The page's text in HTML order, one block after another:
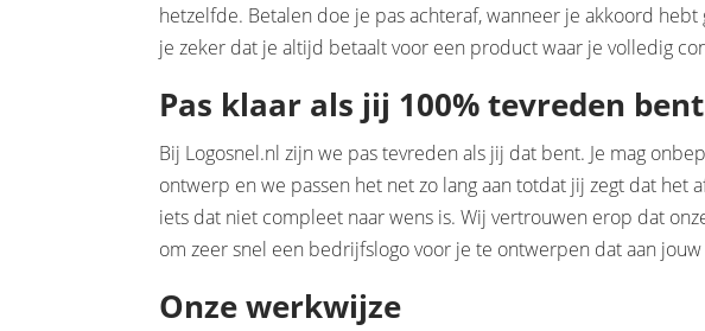
hetzelfde. Betalen doe je pas achteraf, wanneer je akkoord
je zeker dat je altijd betaalt voor een product waar je volledig
Pas klaar als jij 100% tevreden bent
Bij Logosnel.nl zijn we pas tevreden als jij dat bent. Je mag
ontwerp en we passen het net zo lang aan totdat jij zegt dat het
iets dat niet compleet naar wens is. Wij vertrouwen erop dat
om zeer snel een bedrijfslogo voor je te ontwerpen dat aan
Onze werkwijze